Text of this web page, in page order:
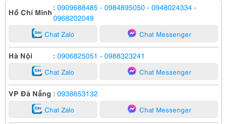
Hồ Chí Minh : 0909688485 - 0984895050 - 0948024334 -
0968202049
Chat Zalo Chat Messenger
Hà Nội : 0906825051 - 0988323241
Chat Zalo Chat Messenger
VP Đà Nẵng : 0938653132
Chat Zalo Chat Messenger